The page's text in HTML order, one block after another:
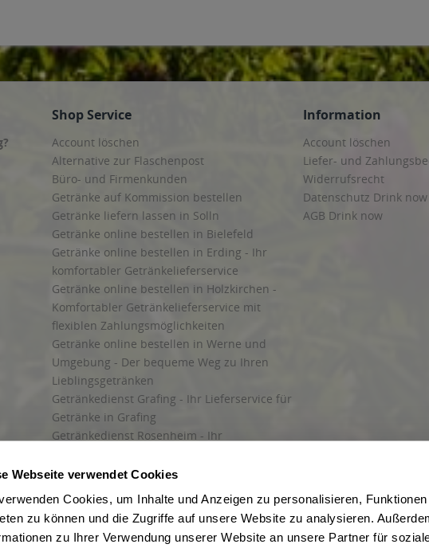
Webseite verwendet Cookies
Cookies, um Inhalte und Anzeigen zu personalisieren,
zu können und die Zugriffe auf unsere Website zu analysieren.
zu Ihrer Verwendung unserer Website an unsere Partner für
Shop Service
Account löschen
Alternative zur Flaschenpost
Büro- und Firmenkunden
Getränke auf Kommission bestellen
Getränke liefern lassen in Solln
Getränke online bestellen in Bielefeld
Getränke online bestellen in Erding - Ihr
komfortabler Getränkelieferservice
Getränke online bestellen in Holzkirchen -
Komfortabler Getränkelieferservice mit
flexiblen Zahlungsmöglichkeiten
Getränke online bestellen in Werne und
Umgebung - Der bequeme Weg zu Ihren
Lieblingsgetränken
Getränkedienst Grafing - Ihr Lieferservice für
Getränke in Grafing
Getränkedienst Rosenheim - Ihr
und Umgebung
Liefergebiet
Lieferservice für Getränke
Information
Account löschen
Liefer- und
Widerrufsrecht
Datenschutz Drink now
AGB Drink now